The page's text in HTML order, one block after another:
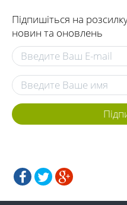
Підпишіться на
новин та оновлень